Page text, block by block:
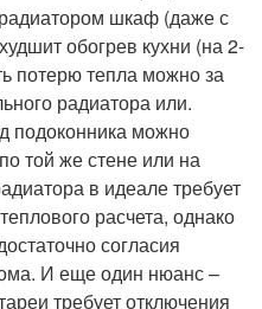
шкаф (даже с
обогрев кухни (на 2-
потерю тепла можно за
радиатора или.
подоконника можно
той же стене или на
в идеале требует
расчета, однако
согласия
И еще один нюанс –
требует отключения